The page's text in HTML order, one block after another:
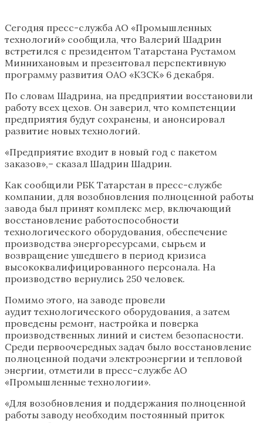
Сегодня пресс-служба АО «Промышленных
технологий» сообщила, что Валерий Шадрин
встретился с президентом Татарстана Рустамом
Миннихановым и презентовал перспективную
программу развития ОАО «КЗСК» 6 декабря.
По словам Шадрина, на предприятии восстановили
работу всех цехов. Он заверил, что компетенции
предприятия будут сохранены, и анонсировал
развитие новых технологий.
«Предприятие входит в новый год с пакетом
заказов»,– сказал Шадрин Шадрин.
Как сообщили РБК Татарстан в пресс-службе
компании, для возобновления полноценной работы
завода был принят комплекс мер, включающий
восстановление работоспособности
технологического оборудования, обеспечение
производства энергоресурсами, сырьем и
возвращение ушедшего в период кризиса
высококвалифицированного персонала. На
производство вернулись 250 человек.
Помимо этого, на заводе провели
аудит технологического оборудования, а затем
проведены ремонт, настройка и поверка
производственных линий и систем безопасности.
Среди первоочередных задач было восстановление
полноценной подачи электроэнергии и тепловой
энергии, отметили в пресс-службе АО
«Промышленные технологии».
«Для возобновления и поддержания полноценной
работы заводу необходим постоянный приток